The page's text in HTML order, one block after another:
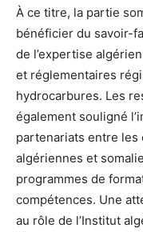
À ce titre, la partie
bénéficier du savoir-
de l’expertise
et réglementaires
hydrocarbures. Les
également souligné
partenariats entre
algériennes et
programmes de
compétences. Une
au rôle de l’Institut